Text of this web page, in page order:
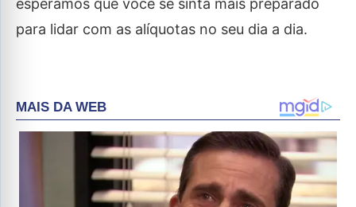
esperamos que você se sinta mais preparado
para lidar com as alíquotas no seu dia a dia.